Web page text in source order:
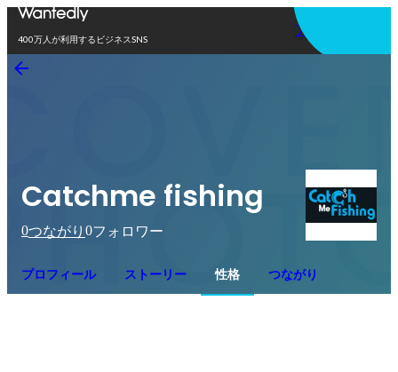
400万人が利用するビジネスSNS
アプリを使う
Catchme fishing
0つながり 0フォロワー
プロフィール ストーリー 性格 つながり